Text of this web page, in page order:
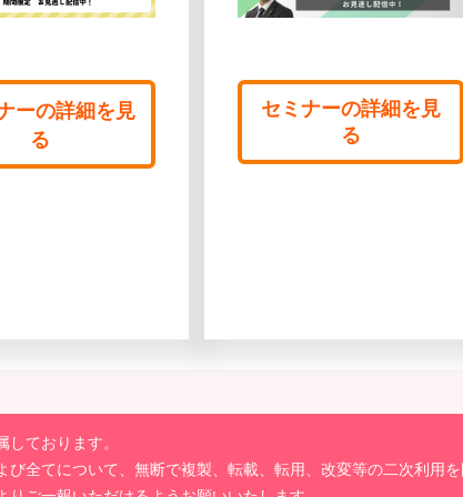
ーの詳細を見
る
セミナーの詳細を見
る
ております。
全てについて、無断で複製、転載、転用、改変等の二次利用を